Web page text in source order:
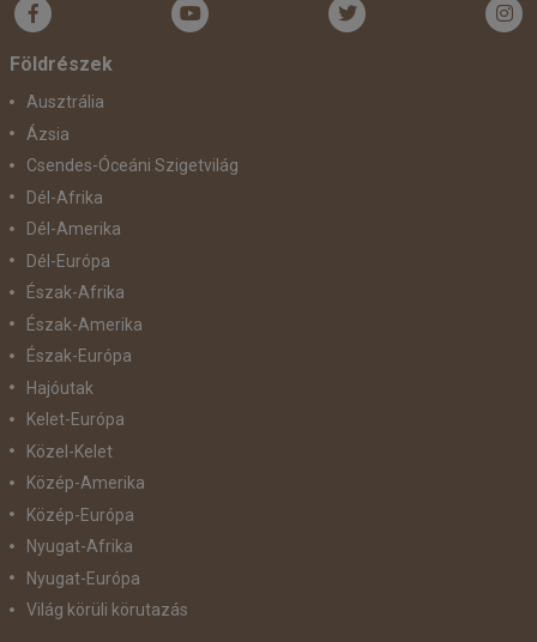
Földrészek
Ausztrália
Ázsia
Csendes-Óceáni Szigetvilág
Dél-Afrika
Dél-Amerika
Dél-Európa
Észak-Afrika
Észak-Amerika
Észak-Európa
Hajóutak
Kelet-Európa
Közel-Kelet
Közép-Amerika
Közép-Európa
Nyugat-Afrika
Nyugat-Európa
Világ körüli körutazás